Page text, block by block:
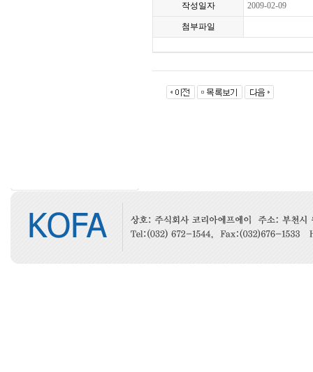
작성일자 2009-02-09
첨부파일